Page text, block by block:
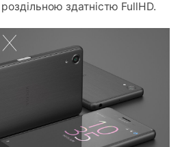
здатністю FullHD.